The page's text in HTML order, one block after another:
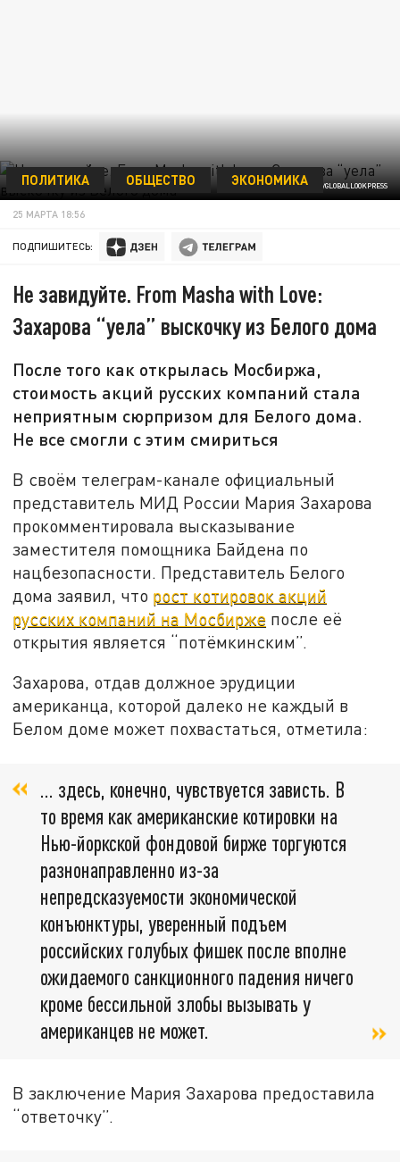
ФОТО: MFA RUSSIA/GLOBALLOOKPRESS
ПОЛИТИКА ОБЩЕСТВО ЭКОНОМИКА
25 МАРТА 18:56
ПОДПИШИТЕСЬ:
Не завидуйте. From Masha with Love:
Захарова “уела” выскочку из Белого дома
После того как открылась Мосбиржа,
стоимость акций русских компаний стала
неприятным сюрпризом для Белого дома.
Не все смогли с этим смириться
В своём телеграм-канале официальный
представитель МИД России Мария Захарова
прокомментировала высказывание
заместителя помощника Байдена по
нацбезопасности. Представитель Белого
дома заявил, что рост котировок акций
русских компаний на Мосбирже после её
открытия является “потёмкинским”.
Захарова, отдав должное эрудиции
американца, которой далеко не каждый в
Белом доме может похвастаться, отметила:
… здесь, конечно, чувствуется зависть. В
то время как американские котировки на
Нью-йоркской фондовой бирже торгуются
разнонаправленно из-за
непредсказуемости экономической
конъюнктуры, уверенный подъем
российских голубых фишек после вполне
ожидаемого санкционного падения ничего
кроме бессильной злобы вызывать у
американцев не может.
В заключение Мария Захарова предоставила
“ответочку”.